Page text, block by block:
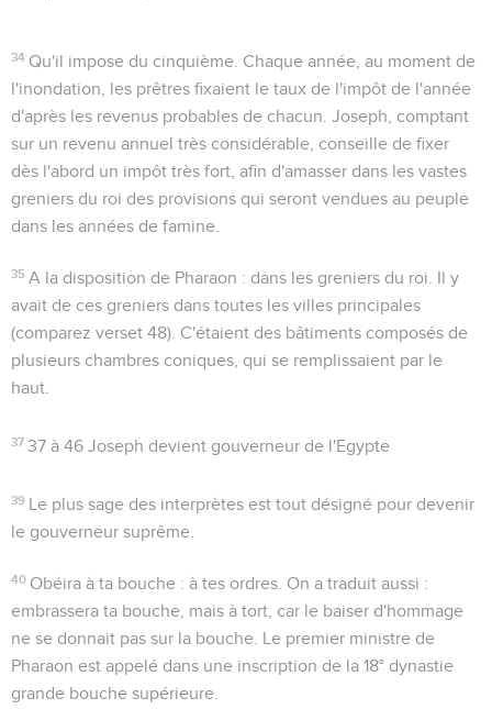
34 Qu'il impose du cinquième . Chaque année, au moment de
l'inondation, les prêtres fixaient le taux de l'impôt de l'année
d'après les revenus probables de chacun. Joseph, comptant
sur un revenu annuel très considérable, conseille de fixer
dès l'abord un impôt très fort, afin d'amasser dans les vastes
greniers du roi des provisions qui seront vendues au peuple
dans les années de famine.
35 A la disposition de Pharaon : dans les greniers du roi. Il y
avait de ces greniers dans toutes les villes principales
(comparez verset 48). C'étaient des bâtiments composés de
plusieurs chambres coniques, qui se remplissaient par le
haut.
37 37 à 46 Joseph devient gouverneur de l'Egypte
39 Le plus sage des interprètes est tout désigné pour devenir
le gouverneur suprême.
40 Obéira à ta bouche : à tes ordres. On a traduit aussi :
embrassera ta bouche , mais à tort, car le baiser d'hommage
ne se donnait pas sur la bouche. Le premier ministre de
Pharaon est appelé dans une inscription de la 18° dynastie
grande bouche supérieure